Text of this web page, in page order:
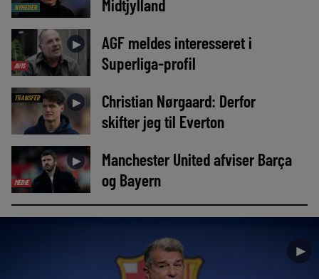
NYHEDER
Midtjylland
AVIS
►
AGF meldes interesseret i
Superliga-profil
TRANSFER ►
Christian Nørgaard: Derfor
skifter jeg til Everton
MEDIE
►
Manchester United afviser Barça
og Bayern
►